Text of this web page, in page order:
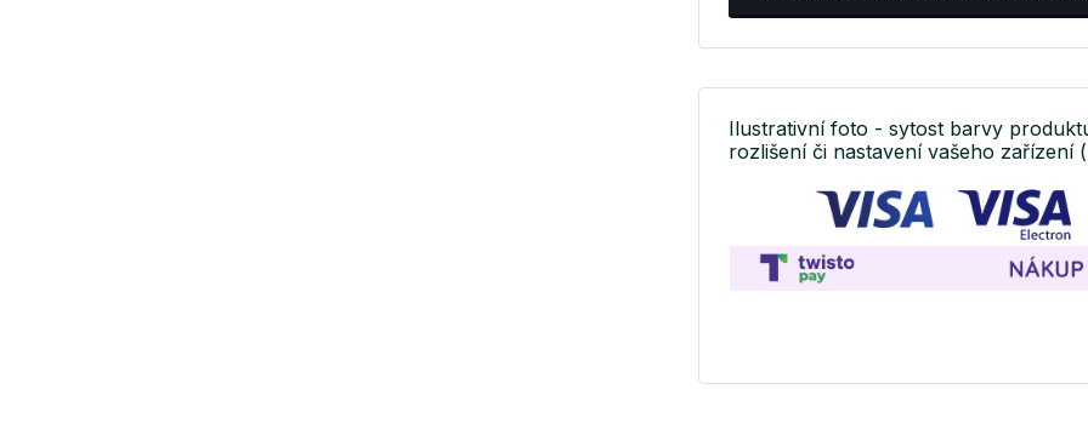
Ilustrativní foto - sytost barvy
rozlišení či nastavení vašeho